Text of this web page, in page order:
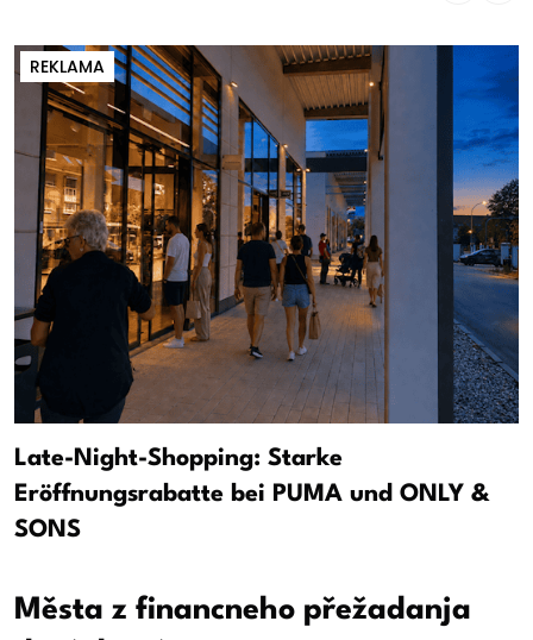
REKLAMA
Late-Night-Shopping: Starke
Eröffnungsrabatte bei PUMA und ONLY &
SONS
Města z financneho přežadanja